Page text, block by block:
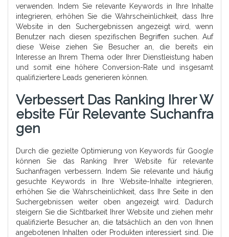
verwenden. Indem Sie relevante Keywords in Ihre Inhalte
integrieren, erhöhen Sie die Wahrscheinlichkeit, dass Ihre
Website in den Suchergebnissen angezeigt wird, wenn
Benutzer nach diesen spezifischen Begriffen suchen. Auf
diese Weise ziehen Sie Besucher an, die bereits ein
Interesse an Ihrem Thema oder Ihrer Dienstleistung haben
und somit eine höhere Conversion-Rate und insgesamt
qualifiziertere Leads generieren können.
Verbessert Das Ranking Ihrer W
Ebsite Für Relevante Suchanfra
Gen
Durch die gezielte Optimierung von Keywords für Google
können Sie das Ranking Ihrer Website für relevante
Suchanfragen verbessern. Indem Sie relevante und häufig
gesuchte Keywords in Ihre Website-Inhalte integrieren,
erhöhen Sie die Wahrscheinlichkeit, dass Ihre Seite in den
Suchergebnissen weiter oben angezeigt wird. Dadurch
steigern Sie die Sichtbarkeit Ihrer Website und ziehen mehr
qualifizierte Besucher an, die tatsächlich an den von Ihnen
angebotenen Inhalten oder Produkten interessiert sind. Die